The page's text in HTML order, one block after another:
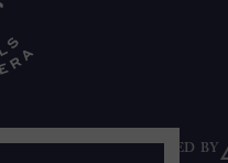
POWERED BY